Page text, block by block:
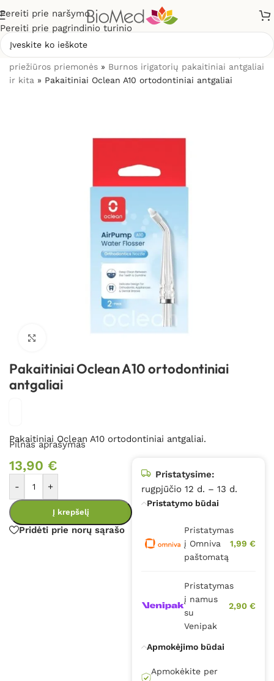
Pereiti prie naršymo
Pereiti prie pagrindinio turinio
priežiūros priemonės » Burnos irigatorių pakaitiniai antgaliai
ir kita » Pakaitiniai Oclean A10 ortodontiniai antgaliai
Pakaitiniai Oclean A10 ortodontiniai
antgaliai
Pakaitiniai Oclean A10 ortodontiniai antgaliai.
Pilnas aprašymas
13,90 €
- +
Į krepšelį
Pridėti prie norų sąrašo
Pristatysime:
rugpjūčio 12 d. – 13 d.
Pristatymo būdai
Pristatymas
į Omniva
paštomatą
1,99 €
Pristatymas
į namus
su
Venipak
2,90 €
Apmokėjimo būdai
Apmokėkite per